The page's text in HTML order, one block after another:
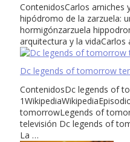
ContenidosCarlos arniches
hipódromo de la zarzuela:
hormigónzarzuela
arquitectura y la
Dc legends of tomorrow
ContenidosDc legends of
tomorrowLegends of
televisión Dc legends of
La …